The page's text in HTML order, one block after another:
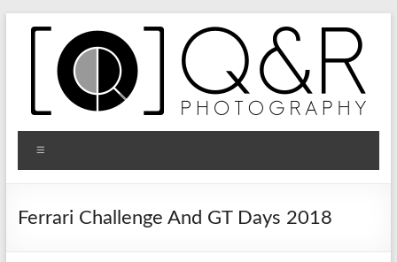
Q&R
Photography
Ferrari Challenge And GT Days 2018